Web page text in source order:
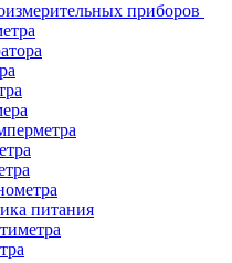
приборов
питания